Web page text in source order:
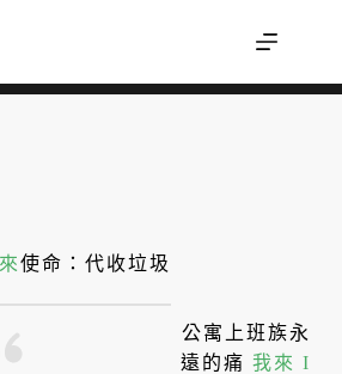
以回收嗎？輕便雨衣怎麼丟才不會分
使命：代收垃圾
公寓上班族永
遠的痛 我來 I